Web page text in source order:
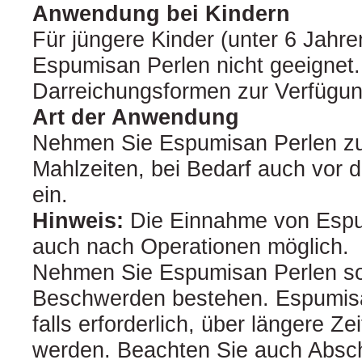
Anwendung bei Kindern
Für jüngere Kinder (unter 6
Espumisan Perlen nicht
Darreichungsformen zur
Art der Anwendung
Nehmen Sie Espumisan Perlen
Mahlzeiten, bei Bedarf auch vor
ein.
Hinweis: Die Einnahme von
auch nach Operationen möglich.
Nehmen Sie Espumisan Perlen
Beschwerden bestehen.
falls erforderlich, über längere
werden. Beachten Sie auch